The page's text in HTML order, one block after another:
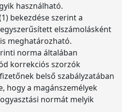
használható.
bekezdése szerint a
elszámolásként
meghatározható.
norma általában
korrekciós szorzók
belső szabályzatában
hogy a magánszemélyek
normát melyik